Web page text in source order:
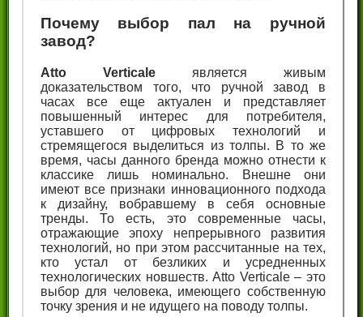
Почему выбор пал на ручной
завод?
Atto Verticaleявляется живым
доказательством того, что ручной завод в
часах все еще актуален и представляет
повышенный интерес для потребителя,
уставшего от цифровых технологий и
стремящегося выделиться из толпы. В то же
время, часы данного бренда можно отнести к
классике лишь номинально. Внешне они
имеют все признаки инновационного подхода
к дизайну, вобравшему в себя основные
тренды. То есть, это современные часы,
отражающие эпоху непрерывного развития
технологий, но при этом рассчитанные на тех,
кто устал от безликих и усредненных
технологических новшеств. Atto Verticale – это
выбор для человека, имеющего собственную
точку зрения и не идущего на поводу толпы.